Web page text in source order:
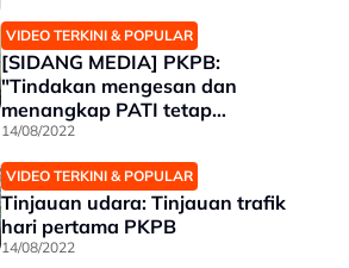
VIDEO TERKINI & POPULAR
[SIDANG MEDIA] PKPB:
"Tindakan mengesan dan
menangkap PATI tetap
diteruskan" - Ismail Sabri
14/08/2022
VIDEO TERKINI & POPULAR
Tinjauan udara: Tinjauan trafik
hari pertama PKPB
14/08/2022